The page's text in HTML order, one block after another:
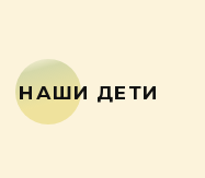
НАШИ ДЕТИ